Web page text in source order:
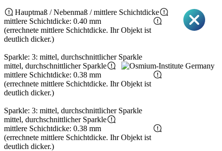
Hauptmaß / Nebenmaß / mittlere Schichtdicke
mittlere Schichtdicke: 0.40 mm
(errechnete mittlere Schichtdicke. Ihr Objekt ist
deutlich dicker.)
Sparkle: 3: mittel, durchschnittlicher Sparkle
mittel, durchschnittlicher Sparkle
mittlere Schichtdicke: 0.38 mm
(errechnete mittlere Schichtdicke. Ihr Objekt ist
deutlich dicker.)
Sparkle: 3: mittel, durchschnittlicher Sparkle
mittel, durchschnittlicher Sparkle
mittlere Schichtdicke: 0.38 mm
(errechnete mittlere Schichtdicke. Ihr Objekt ist
deutlich dicker.)